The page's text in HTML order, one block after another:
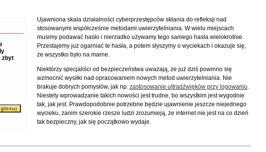
zbyt
Ujawniona skala działalności cyberprzestępców skłania do refleksji nad
stosowanymi współcześnie metodami uwierzytelniania. W wielu miejscach
musimy podawać hasło i nierzadko używamy tego samego hasła wielokrotnie.
Przestajemy już ogarniać te hasła, a potem słyszymy o wyciekach i okazuje się,
że wszystko było na marne.
Niektórzy specjaliści od bezpieczeństwa uważają, że już dziś powinno się
wzmocnić wysiłki nad opracowaniem nowych metod uwierzytelniania. Nie
brakuje dobrych pomysłów, jak np. zastosowanie ultradźwięków przy logowaniu.
Niestety wprowadzanie takich nowości jest trudne, bo wszystkim jest wygodnie
tak, jak jest. Prawdopodobnie potrzebne będzie ujawnienie jeszcze niejednego
wycieku, zanim szerokie rzesze ludzi zrozumieją, że internet nie jest na co dzień
tak bezpieczny, jak się początkowo wydaje.